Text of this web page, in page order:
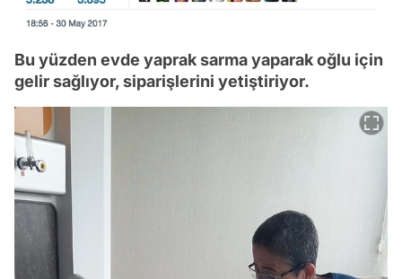
Bu yüzden evde yaprak sarma yaparak oğlu için
gelir sağlıyor, siparişlerini yetiştiriyor.